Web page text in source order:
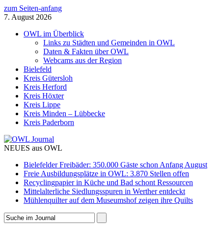
zum Seiten-anfang
7. August 2026
OWL im Überblick
Links zu Städten und Gemeinden in OWL
Daten & Fakten über OWL
Webcams aus der Region
Bielefeld
Kreis Gütersloh
Kreis Herford
Kreis Höxter
Kreis Lippe
Kreis Minden – Lübbecke
Kreis Paderborn
NEUES aus OWL
Bielefelder Freibäder: 350.000 Gäste schon Anfang August
Freie Ausbildungsplätze in OWL: 3.870 Stellen offen
Recyclingpapier in Küche und Bad schont Ressourcen
Mittelalterliche Siedlungsspuren in Werther entdeckt
Mühlenquilter auf dem Museumshof zeigen ihre Quilts